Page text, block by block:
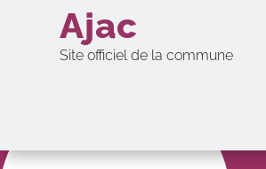
Ajac
Site officiel de la commune